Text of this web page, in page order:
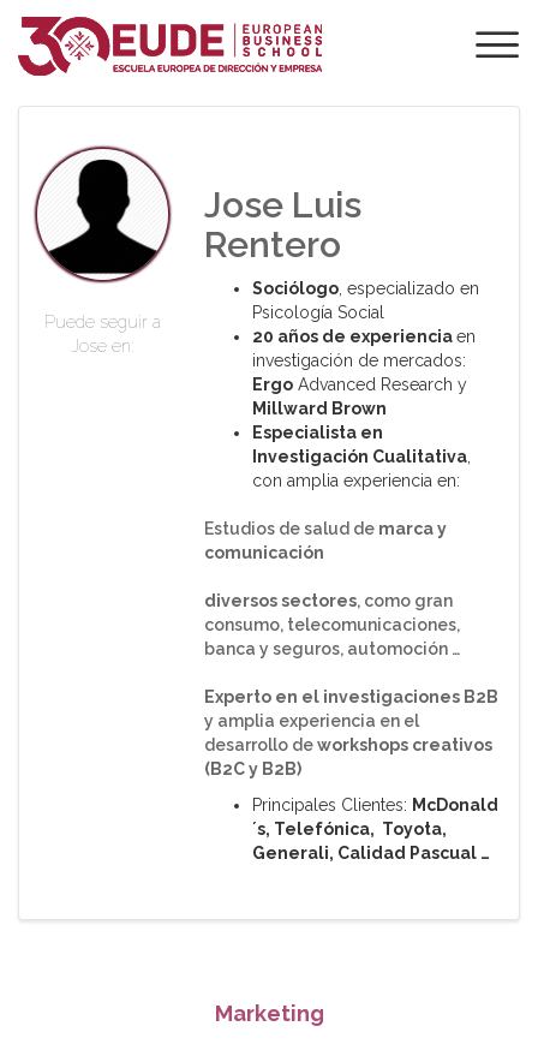
PROFESORADO DE
EUDE
Puede seguir a
Jose en:
Jose Luis
Rentero
Sociólogo, especializado en
Psicología Social
20 años de experienciaen
investigación de mercados:
ErgoAdvanced Research y
Millward Brown
Especialista en
Investigación Cualitativa,
con amplia experiencia en:
Estudios de salud de marca y
comunicación
diversos sectores, como gran
consumo, telecomunicaciones,
banca y seguros, automoción …
Experto en el investigaciones B2B
y amplia experiencia en el
desarrollo deworkshops creativos
(B2C y B2B)
Principales Clientes: McDonald
´s, Telefónica, Toyota,
Generali, Calidad Pascual …
Marketing